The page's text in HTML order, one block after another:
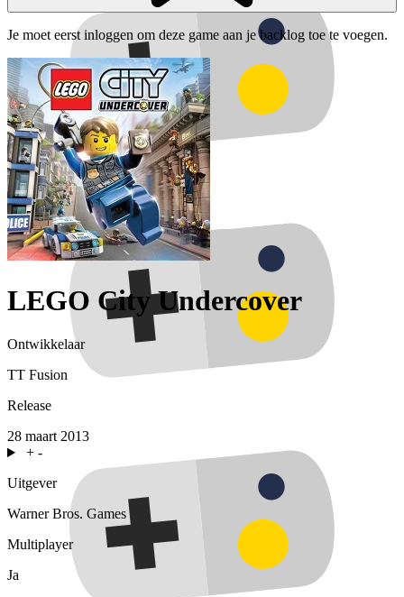
Je moet eerst inloggen om deze game aan je backlog toe te voegen.
LEGO City Undercover
Ontwikkelaar
TT Fusion
Release
28 maart 2013
+ -
Uitgever
Warner Bros. Games
Multiplayer
Ja